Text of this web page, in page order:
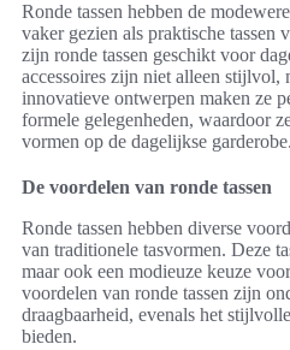
Ronde tassen hebben de
vaker gezien als praktische
zijn ronde tassen geschikt voor
accessoires zijn niet alleen
innovatieve ontwerpen maken ze
formele gelegenheden, waardoor
vormen op de dagelijkse garderobe.
De voordelen van ronde tassen
Ronde tassen hebben diverse
van traditionele tasvormen. Deze
maar ook een modieuze keuze
voordelen van ronde tassen zijn
draagbaarheid, evenals het
bieden.